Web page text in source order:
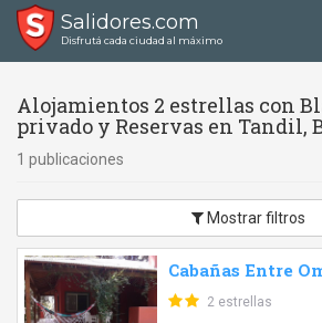
Salidores.com
Disfrutá cada ciudad al máximo
Alojamientos 2 estrellas con
privado y Reservas en Tandil,
1 publicaciones
Mostrar filtros
Cabañas Entre
2 estrellas